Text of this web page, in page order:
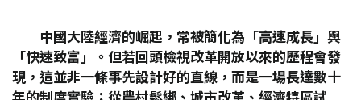
中國大陸經濟的崛起，常被簡化為「高速成長」與
「快速致富」。但若回頭檢視改革開放以來的歷程會發
現，這並非一條事先設計好的直線，而是一場長達數十